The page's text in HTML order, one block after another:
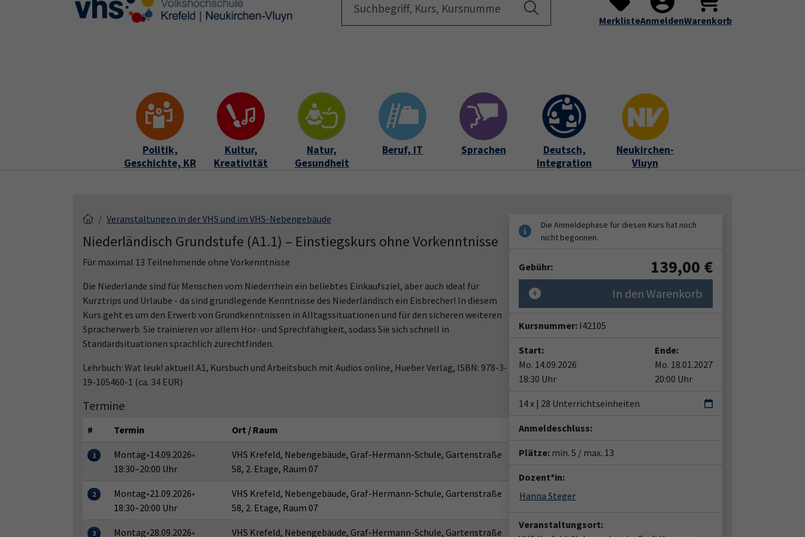
Skip to main content
Skip to page footer Startseite Submenu for "Programm"
Über uns Submenu for "Über uns"
Service Submenu for
MerklisteAnmeldenWarenkorb
Politik,
Geschichte, KR
Kultur,
Kreativität
Natur,
Gesundheit
Beruf, IT Sprachen
Deutsch,
Integration
Neukirchen-
Vluyn
Veranstaltungen in der VHS und im VHS-Nebengebäude
Niederländisch Grundstufe (A1.1) – Einstiegskurs ohne Vorkenntnisse
Für maximal 13 Teilnehmende ohne Vorkenntnisse
Die Niederlande sind für Menschen vom Niederrhein ein beliebtes Einkaufsziel, aber auch ideal für
Kurztrips und Urlaube - da sind grundlegende Kenntnisse des Niederländisch ein Eisbrecher! In diesem
Kurs geht es um den Erwerb von Grundkenntnissen in Alltagssituationen und für den sicheren weiteren
Spracherwerb. Sie trainieren vor allem Hör- und Sprechfähigkeit, sodass Sie sich schnell in
Standardsituationen sprachlich zurechtfinden.
Lehrbuch: Wat leuk! aktuell A1, Kursbuch und Arbeitsbuch mit Audios online, Hueber Verlag, ISBN: 978-3-
19-105460-1 (ca. 34 EUR)
Termine
# Termin Ort / Raum
1 Montag•14.09.2026•
18:30–20:00 Uhr
VHS Krefeld, Nebengebäude, Graf-Hermann-Schule, Gartenstraße
58, 2. Etage, Raum 07
2 Montag•21.09.2026•
18:30–20:00 Uhr
VHS Krefeld, Nebengebäude, Graf-Hermann-Schule, Gartenstraße
58, 2. Etage, Raum 07
3 Montag•28.09.2026•
VHS Krefeld, Nebengebäude, Graf-Hermann-Schule, Gartenstraße
Gebühr: 139,00 €
In den Warenkorb
Kursnummer: I42105
Start:
Mo. 14.09.2026
18:30 Uhr
Ende:
Mo. 18.01.2027
20:00 Uhr
14 x | 28 Unterrichtseinheiten
Anmeldeschluss:
Plätze: min. 5 / max. 13
Dozent*in:
Hanna Steger
Veranstaltungsort: